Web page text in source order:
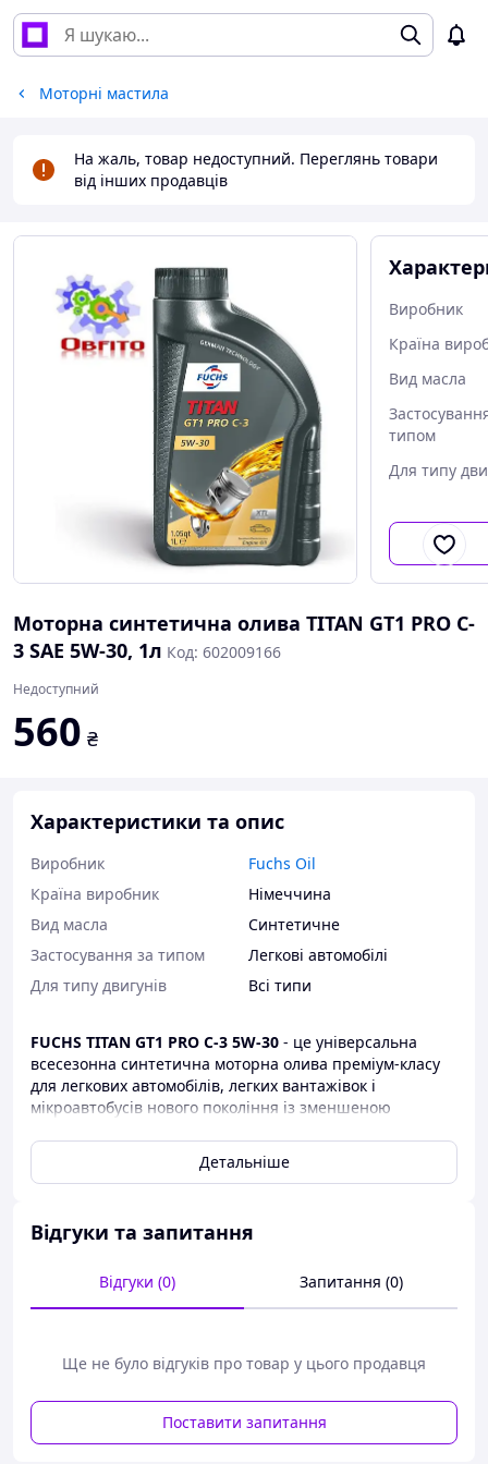
Моторні мастила
На жаль, товар недоступний. Переглянь товари
від інших продавців
Виробник
Країна
Вид масла
типом
Для типу
Моторна синтетична олива TITAN GT1 PRO C-
3 SAE 5W-30, 1л Код: 602009166
Недоступний
560 ₴
Характеристики та опис
Виробник
Fuchs Oil
Країна виробник
Німеччина
Вид масла
Синтетичне
Застосування за типом
Легкові автомобілі
Для типу двигунів
Всі типи
FUCHS TITAN GT1 PRO C-3 5W-30 - це універсальна
всесезонна синтетична моторна олива преміум-класу
для легкових автомобілів, легких вантажівок і
мікроавтобусів нового покоління із зменшеною
збільшеними сервісними інтервалами. Відповідно до
сервісної книги автомобіля інтервал заміни оливи може
полегшує холодний пуск двигуна.
легкових автомобілів німецького виробництва,
оснащених новітніми каталітичними системами
останніми вимогами автовиробників.
Купити сертифіковану офіційну оливу Фукс Титан Ви
можете на нашому сайті. Оливи Fuchs завжди
Детальніше
Відгуки та запитання
Відгуки (0) Запитання (0)
Ще не було відгуків про товар у цього продавця
Поставити запитання